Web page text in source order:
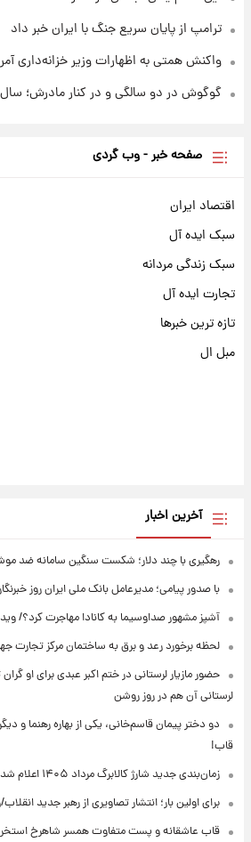
ترامپ از پایان سریع جنگ با ایران خبر داد
واکنش همتی به اظهارات وزیر خزانه‌داری
گوگوش در دو سالگی و در کنار مادرش؛ سال ۱۳۳۱
صفحه خبر - وب گردی
اقتصاد ایران
سبک ایده آل
سبک زندگی مردانه
تجارت ایده آل
تازه ترین خبرها
مبل ال
آخرین اخبار
رهگیری با چند دلار؛ شکست سنگین سامانه ضد
با صدور پیامی؛ مدیرعامل بانک ملی ایران روز
آشپز مشهور صداوسیما به کانادا مهاجرت کرد؟/
لحظه برخورد رعد و برق به ساختمان مرکز تجارت
حضور مازیار لرستانی در ختم اکبر عبدی برای او
لرستانی آن هم در روز روشن
دو دختر پیمان قاسم‌خانی، یکی از بهاره رهنما و
قاب!
زمان‌بندی جدید شارژ کالابرگ مرداد ۱۴۰۵ اعلام شد
برای اولین بار؛ انتشار تصاویری از رهبر جدید
قاب عاشقانه و پست متفاوت همسر شاهرخ